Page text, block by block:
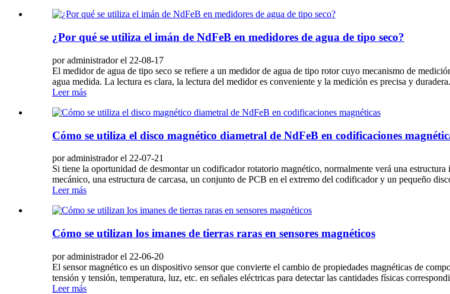
¿Por qué se utiliza el imán de NdFeB en medidores de agua de tipo seco?
por administrador el 22-08-17
El medidor de agua de tipo seco se refiere a un medidor de agua de tipo rotor cuyo mecanismo de
agua medida. La lectura es clara, la lectura del medidor es conveniente y la medición es precisa y
Leer más
Cómo se utiliza el disco magnético diametral de NdFeB en codificaciones
por administrador el 22-07-21
Si tiene la oportunidad de desmontar un codificador rotatorio magnético, normalmente verá una
mecánico, una estructura de carcasa, un conjunto de PCB en el extremo del codificador y un pequeño
Leer más
Cómo se utilizan los imanes de tierras raras en sensores magnéticos
por administrador el 22-06-20
El sensor magnético es un dispositivo sensor que convierte el cambio de propiedades magnéticas de
tensión y tensión, temperatura, luz, etc. en señales eléctricas para detectar las cantidades físicas
Leer más